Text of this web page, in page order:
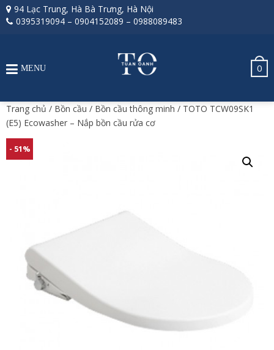
94 Lạc Trung, Hà Bà Trưng, Hà Nội
0395319094 – 0904152089 – 0988089483
0
MENU
Trang chủ / Bồn cầu / Bồn cầu thông minh / TOTO TCW09SK1
(E5) Ecowasher – Nắp bồn cầu rửa cơ
- 51%